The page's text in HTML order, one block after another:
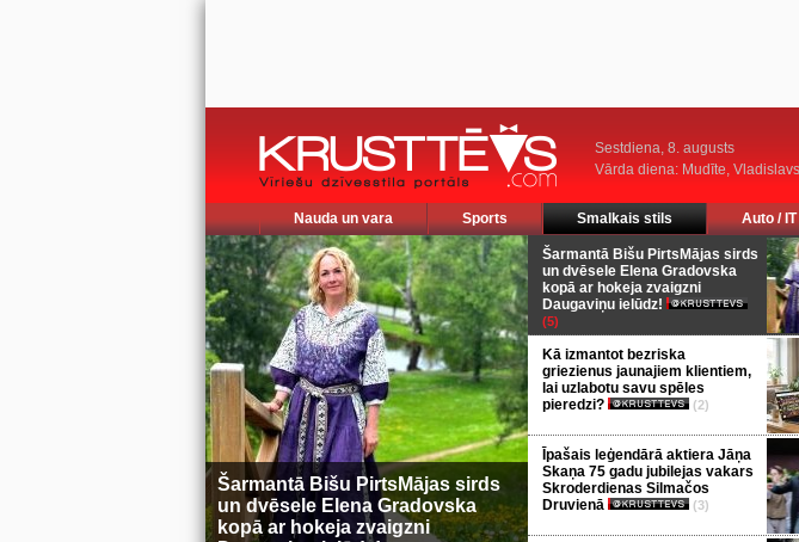
Sestdiena, 8. augusts
Vārda diena: Mudīte,
Nauda un vara Sports Smalkais stils Auto / IT
Šarmantā Bišu PirtsMājas sirds
un dvēsele Elena Gradovska
kopā ar hokeja zvaigzni
Šarmantā Bišu PirtsMājas sirds
un dvēsele Elena Gradovska
kopā ar hokeja zvaigzni
Daugaviņu ielūdz!
(5)
Kā izmantot bezriska
griezienus jaunajiem klientiem,
lai uzlabotu savu spēles
pieredzi?
(2)
Īpašais leģendārā aktiera Jāņa
Skaņa 75 gadu jubilejas vakars
Skroderdienas Silmačos
Druvienā
(3)